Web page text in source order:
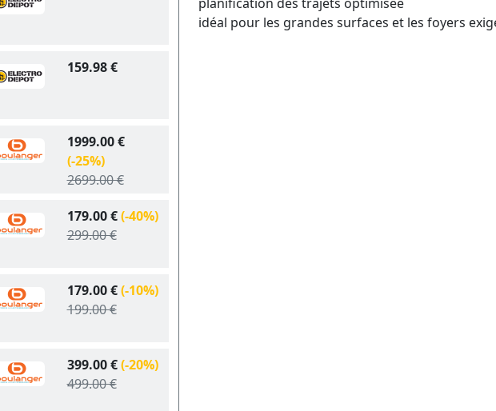
159.98 €
1999.00 €
(-25%)
2699.00 €
179.00 €(-40%)
299.00 €
179.00 €(-10%)
199.00 €
399.00 €(-20%)
499.00 €
idéal pour les grandes surfaces et les foyers